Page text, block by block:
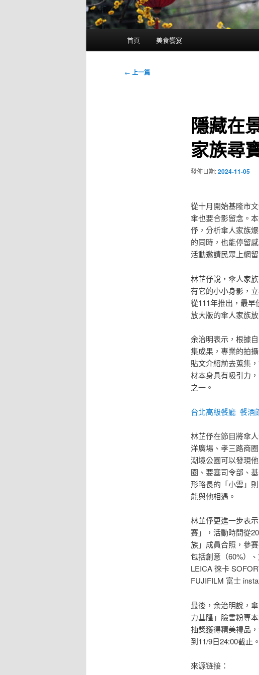
首頁 美食饗宴
文
← 上一篇
隱藏在
家族尋
發佈日期:2024-11-05
從十月開始基隆市
傘也要合影留念。
伃，分析傘人家族
的同時，也能停留
活動邀請民眾上網
林芷伃說，傘人家
有它的小小身影，
從111年推出，最早
放大版的傘人家族
余治明表示，根據
集成果，專業的拍
貼文介紹前去蒐集
材本身具有吸引力
之一。
台北高級餐廳 餐酒
林芷伃在節目將傘
洋廣場、孝三路商
潮境公園可以發現
圈、要塞司令部、
形略長的「小雲」
能與他相遇。
林芷伃更進一步表
賽」，活動時間從
族」成員合照，參
包括創意（60%）
LEICA 徠卡
FUJIFILM 富士
最後，余治明說，
力基隆」臉書粉專
抽獎獲得精美禮品
到11/9日24:00截止。
來源链接：